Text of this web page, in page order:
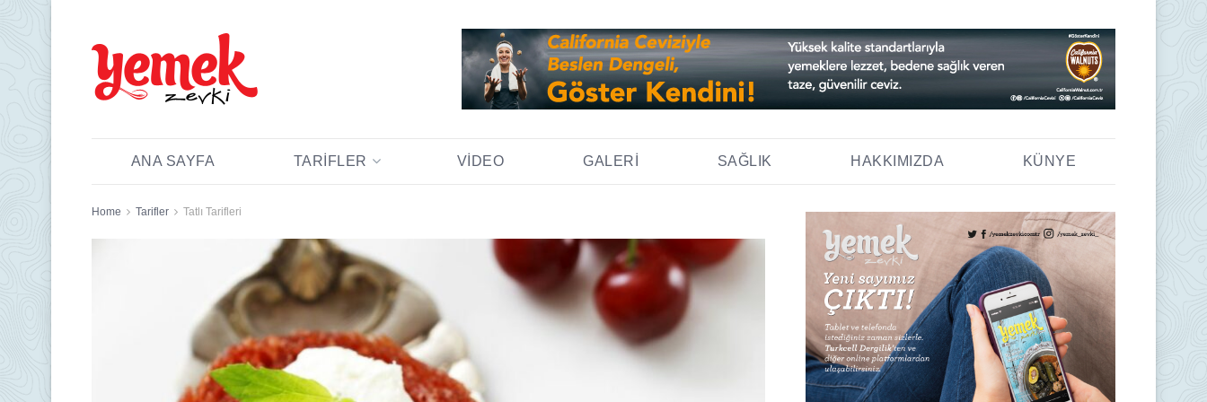
ANA SAYFA TARIFLER VIDEO GALERI SAĞLIK HAKKIMIZDA KÜNYE
Home Tarifler Tatlı Tarifleri